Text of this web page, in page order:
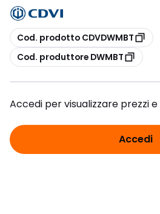
copia
Cod. prodotto CDVDWMBT
copia
Cod. produttore DWMBT
Accedi per visualizzare prezzi
Accedi